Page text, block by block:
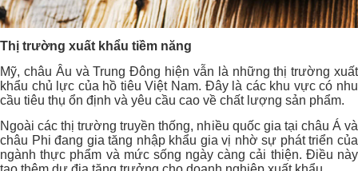
Thị trường xuất khẩu tiềm năng
Mỹ, châu Âu và Trung Đông hiện vẫn là những thị trường xuất
khẩu chủ lực của hồ tiêu Việt Nam. Đây là các khu vực có nhu
cầu tiêu thụ ổn định và yêu cầu cao về chất lượng sản phẩm.
Ngoài các thị trường truyền thống, nhiều quốc gia tại châu Á và
châu Phi đang gia tăng nhập khẩu gia vị nhờ sự phát triển của
ngành thực phẩm và mức sống ngày càng cải thiện. Điều này